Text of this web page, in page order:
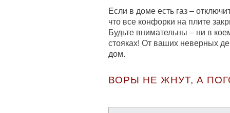
Если в доме есть газ –
что все конфорки на плите
Будьте внимательны – ни в
стояках! От ваших неверных
дом.
ВОРЫ НЕ ЖНУТ, А